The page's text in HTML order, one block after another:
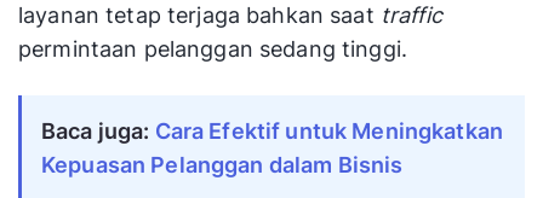
layanan tetap terjaga bahkan saat traffic
permintaan pelanggan sedang tinggi.
Baca juga: Cara Efektif untuk Meningkatkan
Kepuasan Pelanggan dalam Bisnis